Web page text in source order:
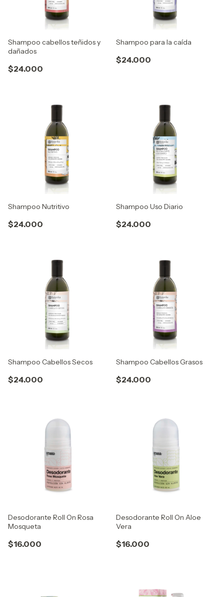
Shampoo cabellos teñidos y
dañados
$24.000
Shampoo para la caída
$24.000
Shampoo Nutritivo
$24.000
Shampoo Uso Diario
$24.000
Shampoo Cabellos Secos
$24.000
Shampoo Cabellos Grasos
$24.000
Desodorante Roll On Rosa
Mosqueta
$16.000
Desodorante Roll On Aloe
Vera
$16.000